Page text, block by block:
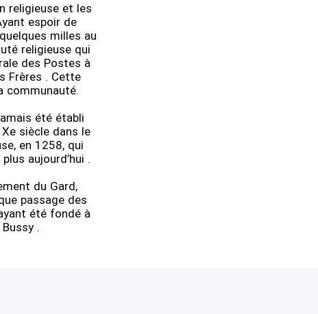
religieuse et les
espoir de
milles au
religieuse qui
des Postes à
Frères . Cette
communauté.
été établi
siècle dans le
en 1258, qui
aujourd’hui .
du Gard,
passage des
été fondé à
.